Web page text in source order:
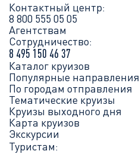
Контактный центр:
8 800 555 05 05
Агентствам
Сотрудничество:
8 495 150 46 37
Каталог круизов
Популярные направления
По городам отправления
Тематические круизы
Круизы выходного дня
Карта круизов
Экскурсии
Туристам: